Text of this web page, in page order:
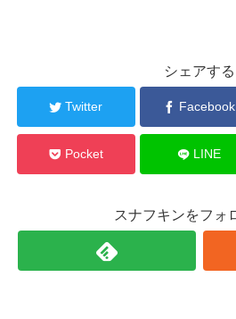
シェアする
Twitter Facebook
Pocket LINE
スナフキンをフォ